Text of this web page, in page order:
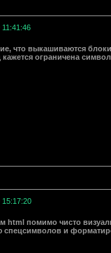
что выкашиваются
ограничена
html помимо чисто
спецсимволов и